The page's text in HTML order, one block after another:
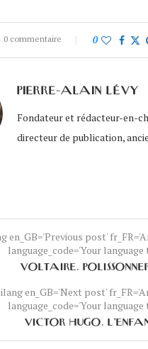
0 commentaire 0
PIERRE-ALAIN LÉVY
Fondateur et rédacteur-en-
directeur de publication,
en_GB='Previous post'
language_code='Your language
VOLTAIRE.
en_GB='Next post'
language_code='Your language
VICTOR HUGO.